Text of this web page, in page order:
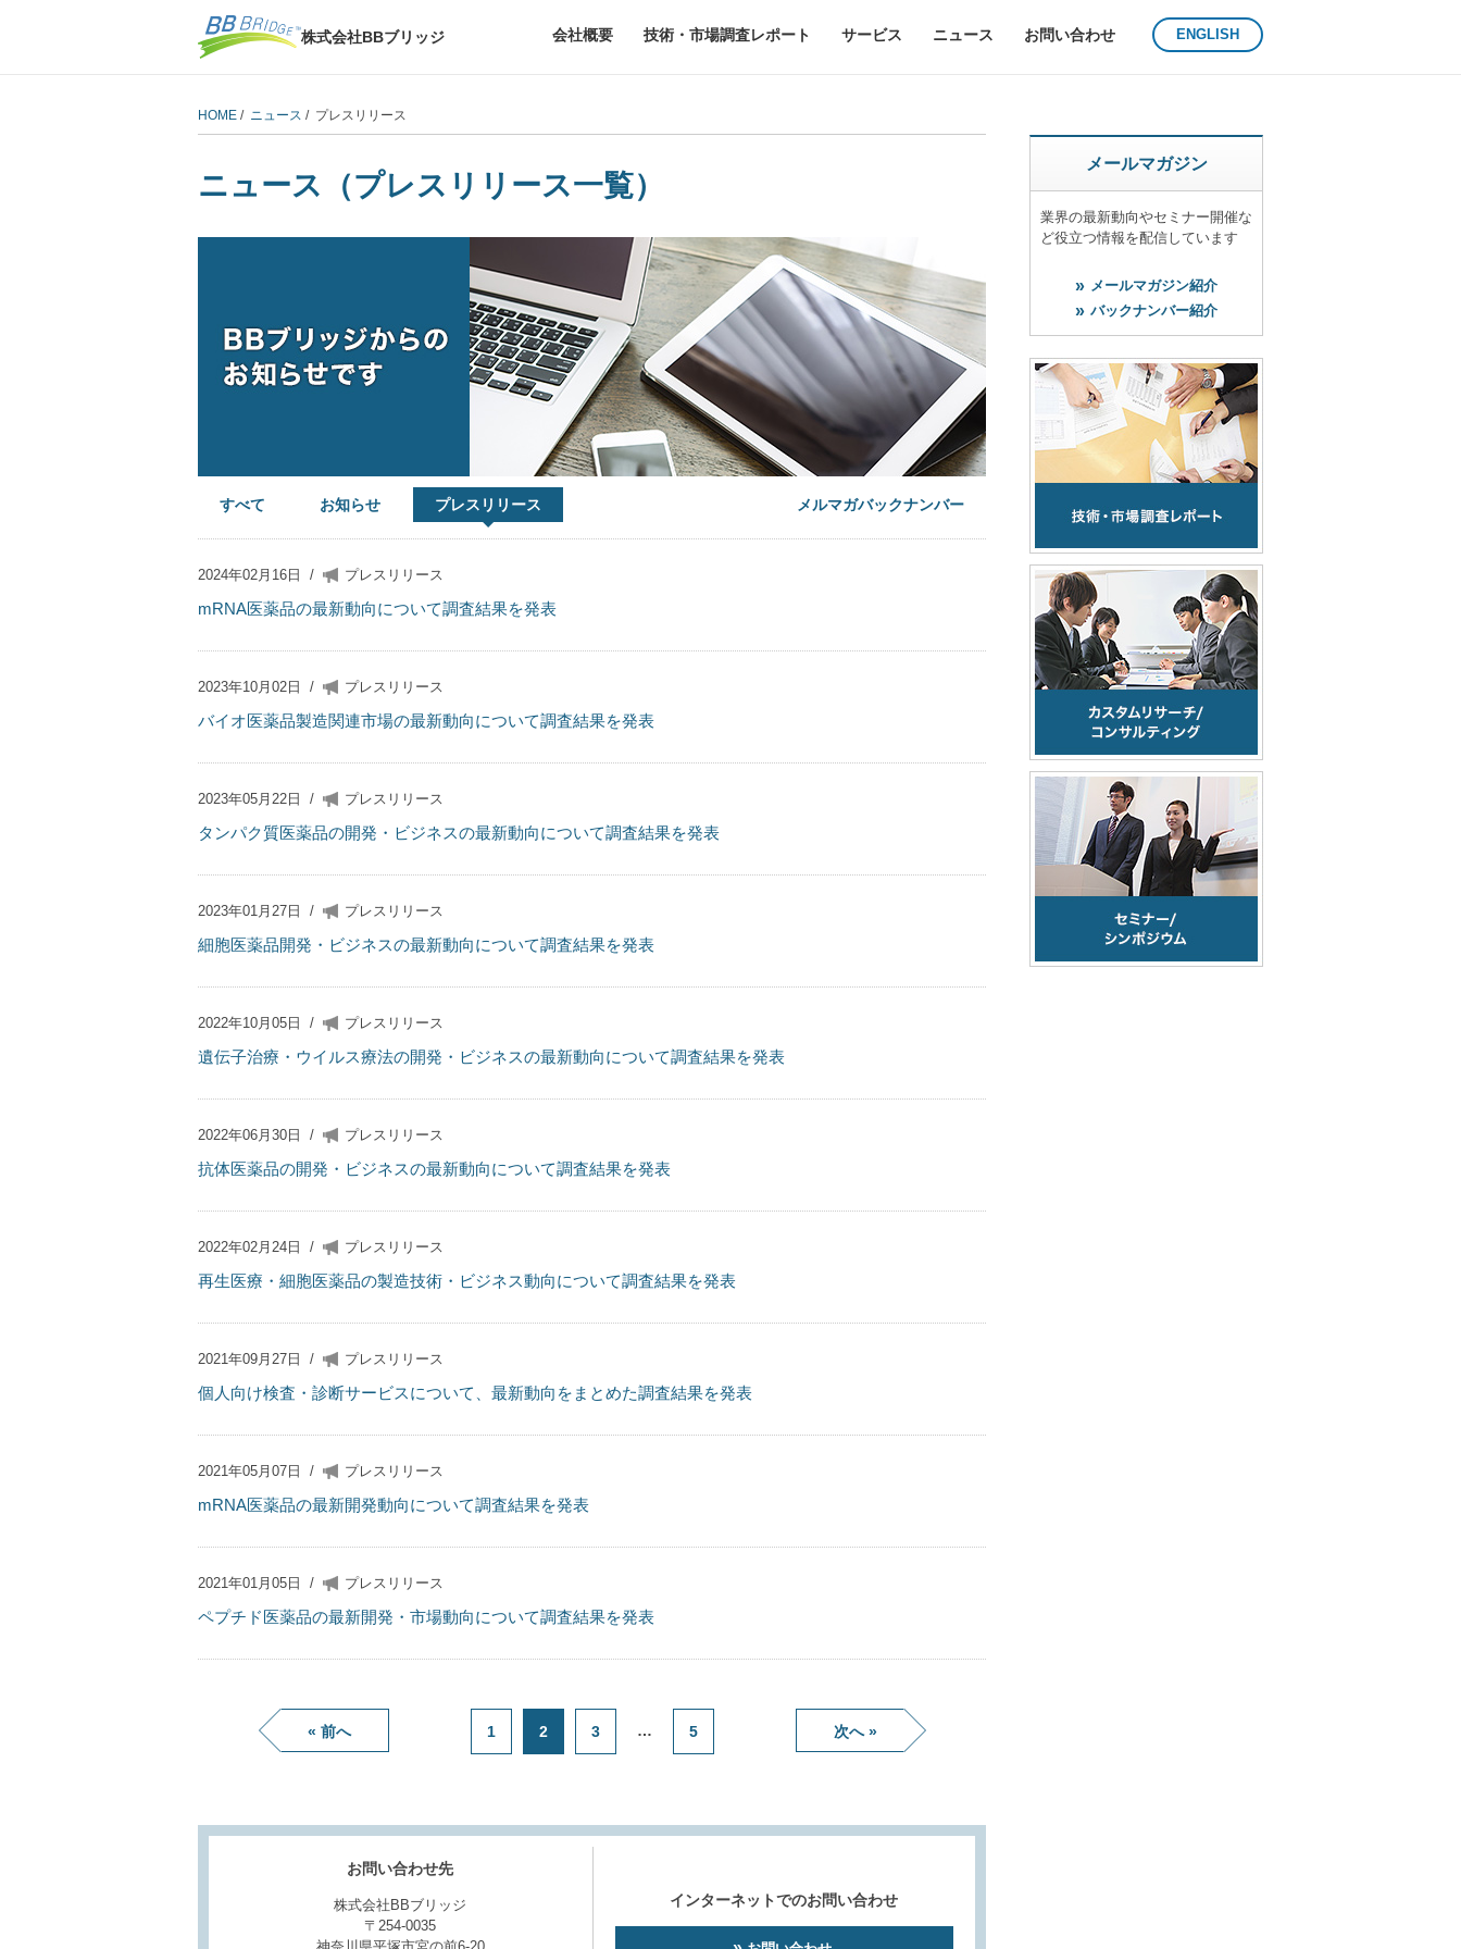
株式会社BBブリッジ 会社概要 技術・市場調査レポート サービス ニュース お問い合わせ ENGLISH
HOME / ニュース / プレスリリース
ニュース（プレスリリース一覧）
すべて お知らせ プレスリリース メルマガバックナンバー
2024年02月16日 / プレスリリース
mRNA医薬品の最新動向について調査結果を発表
2023年10月02日 / プレスリリース
バイオ医薬品製造関連市場の最新動向について調査結果を発表
2023年05月22日 / プレスリリース
タンパク質医薬品の開発・ビジネスの最新動向について調査結果を発表
2023年01月27日 / プレスリリース
細胞医薬品開発・ビジネスの最新動向について調査結果を発表
2022年10月05日 / プレスリリース
遺伝子治療・ウイルス療法の開発・ビジネスの最新動向について調査結果を発表
2022年06月30日 / プレスリリース
抗体医薬品の開発・ビジネスの最新動向について調査結果を発表
2022年02月24日 / プレスリリース
再生医療・細胞医薬品の製造技術・ビジネス動向について調査結果を発表
2021年09月27日 / プレスリリース
個人向け検査・診断サービスについて、最新動向をまとめた調査結果を発表
2021年05月07日 / プレスリリース
mRNA医薬品の最新開発動向について調査結果を発表
2021年01月05日 / プレスリリース
ペプチド医薬品の最新開発・市場動向について調査結果を発表
« 前へ 1 2 3 … 5 次へ »
お問い合わせ先
株式会社BBブリッジ
〒254-0035
インターネットでのお問い合わせ
メールマガジン
業界の最新動向やセミナー開催な
ど役立つ情報を配信しています
メールマガジン紹介
バックナンバー紹介